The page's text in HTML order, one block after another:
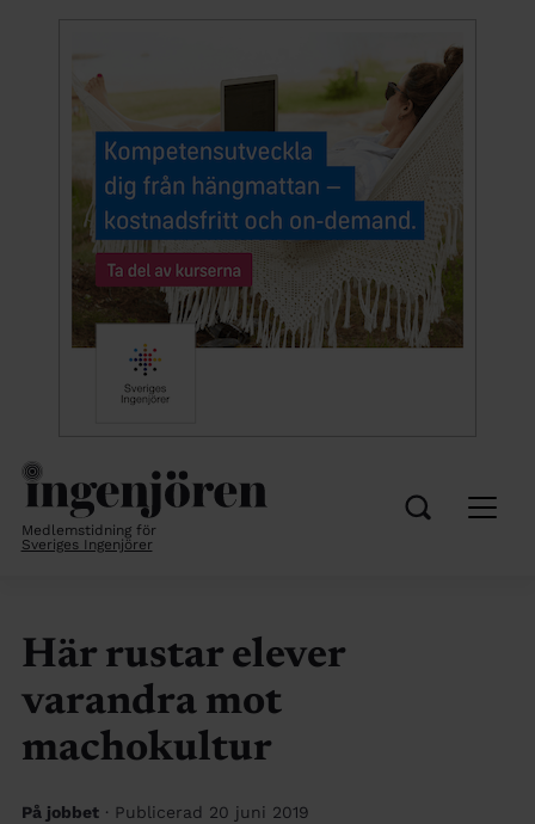
Medlemstidning för
Sveriges Ingenjörer
Här rustar elever
varandra mot
machokultur
På jobbet · Publicerad 20 juni 2019